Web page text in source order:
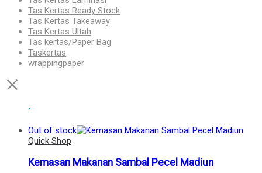
Tas Kertas Ready Stock
Tas Kertas Takeaway
Tas Kertas Ultah
Tas kertas/Paper Bag
Taskertas
wrappingpaper
Out of stock
Quick Shop
Kemasan Makanan Sambal Pecel Madiun